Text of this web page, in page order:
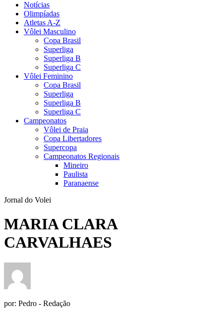
Notícias
Olimpíadas
Atletas A-Z
Vôlei Masculino
Copa Brasil
Superliga
Superliga B
Superliga C
Vôlei Feminino
Copa Brasil
Superliga
Superliga B
Superliga C
Campeonatos
Vôlei de Praia
Copa Libertadores
Supercopa
Campeonatos Regionais
Mineiro
Paulista
Paranaense
Jornal do Volei
MARIA CLARA
CARVALHAES
por: Pedro - Redação